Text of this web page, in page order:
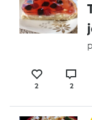
2 2